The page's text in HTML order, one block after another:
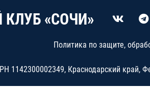
«СОЧИ»
Политика по защите,
1142300002349, Краснодарский край,